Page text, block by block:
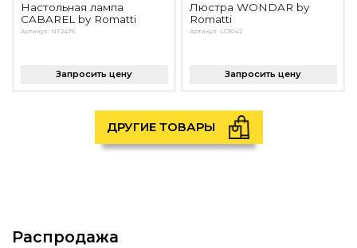
Настольная лампа
CABAREL by Romatti
Артикул: NT2475
Запросить цену
Люстра WONDAR by
Romatti
Артикул: LC3042
Запросить цену
ДРУГИЕ ТОВАРЫ
Распродажа